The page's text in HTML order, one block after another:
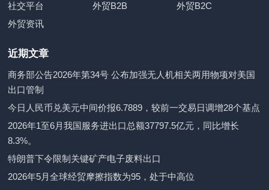
社交平台
外贸B2B
外贸B2C
外贸资讯
近期文章
商务部公告2026年第34号 公布加强无人机相关两用物项对美国
出口管制
今日人民币兑美元中间价报6.7889，较前一交易日调增28个基点
2026年1至6月我国服务进出口总额37797.5亿元，同比增长
8.3%。
特朗普下令限制关键矿产电子废料出口
2026年5月全球经贸摩擦指数为95，处于中高位